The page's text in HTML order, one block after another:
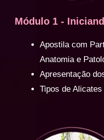
Módulo 1 -
Apostila com
Anatomia e
Apresentação
Tipos de